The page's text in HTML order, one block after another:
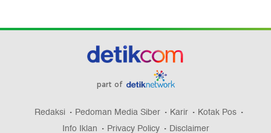
part of
Redaksi Pedoman Media Siber Karir
Kotak Pos
Info Iklan
Privacy Policy Disclaimer